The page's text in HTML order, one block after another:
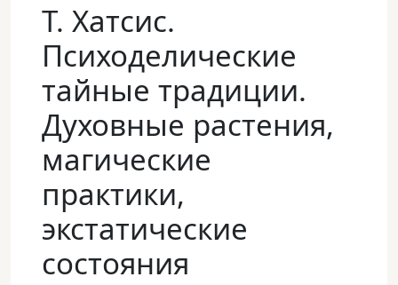
Т. Хатсис.
Психоделические
тайные традиции.
Духовные растения,
магические
практики,
экстатические
состояния